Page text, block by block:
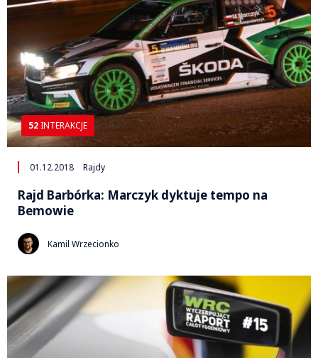
52 INTERAKCJE
01.12.2018 Rajdy
Rajd Barbórka: Marczyk dyktuje tempo na
Bemowie
Kamil Wrzecionko